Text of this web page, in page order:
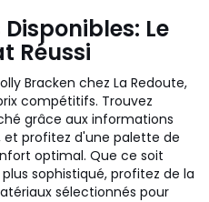
Le
Réussi
Bracken chez La Redoute,
compétitifs. Trouvez
grâce aux informations
et profitez d'une palette de
optimal. Que ce soit
sophistiqué, profitez de la
sélectionnés pour